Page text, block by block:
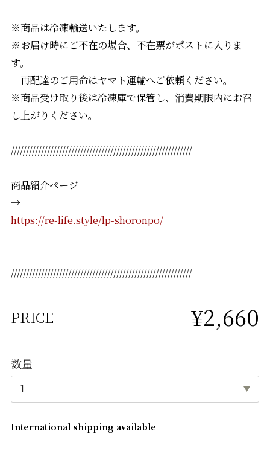
※商品は冷凍輸送いたします。
※お届け時にご不在の場合、不在票がポストに入りま
す。
再配達のご用命はヤマト運輸へご依頼ください。
※商品受け取り後は冷凍庫で保管し、消費期限内にお召
し上がりください。
////////////////////////////////////////////////////////////
商品紹介ページ
→
https://re-life.style/lp-shoronpo/
////////////////////////////////////////////////////////////
PRICE ¥2,660
数量
International shipping available